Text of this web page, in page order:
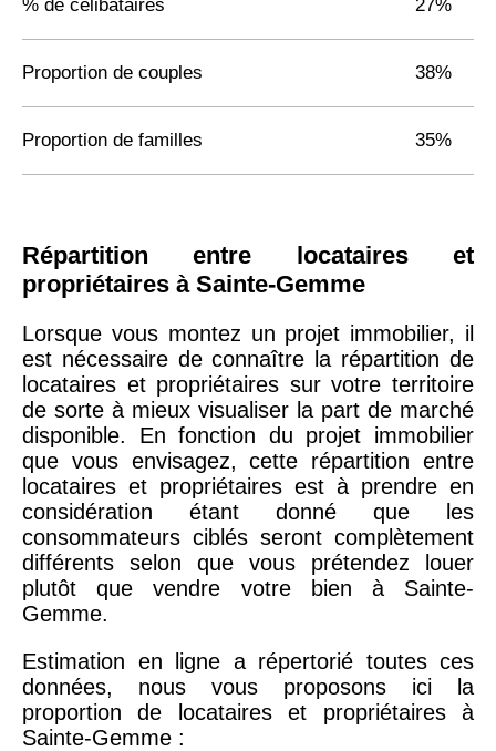
% de célibataires 27%
Proportion de couples 38%
Proportion de familles 35%
Répartition entre locataires et
propriétaires à Sainte-Gemme
Lorsque vous montez un projet immobilier, il
est nécessaire de connaître la répartition de
locataires et propriétaires sur votre territoire
de sorte à mieux visualiser la part de marché
disponible. En fonction du projet immobilier
que vous envisagez, cette répartition entre
locataires et propriétaires est à prendre en
considération étant donné que les
consommateurs ciblés seront complètement
différents selon que vous prétendez louer
plutôt que vendre votre bien à Sainte-
Gemme.
Estimation en ligne a répertorié toutes ces
données, nous vous proposons ici la
proportion de locataires et propriétaires à
Sainte-Gemme :